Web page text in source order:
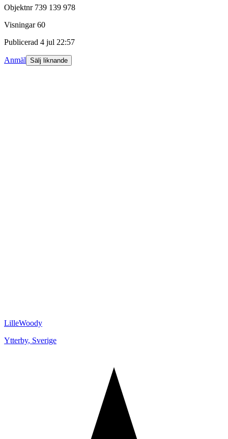
Objektnr 739 139 978
Visningar 60
Publicerad 4 jul 22:57
Anmäl Sälj liknande
LilleWoody
Ytterby, Sverige